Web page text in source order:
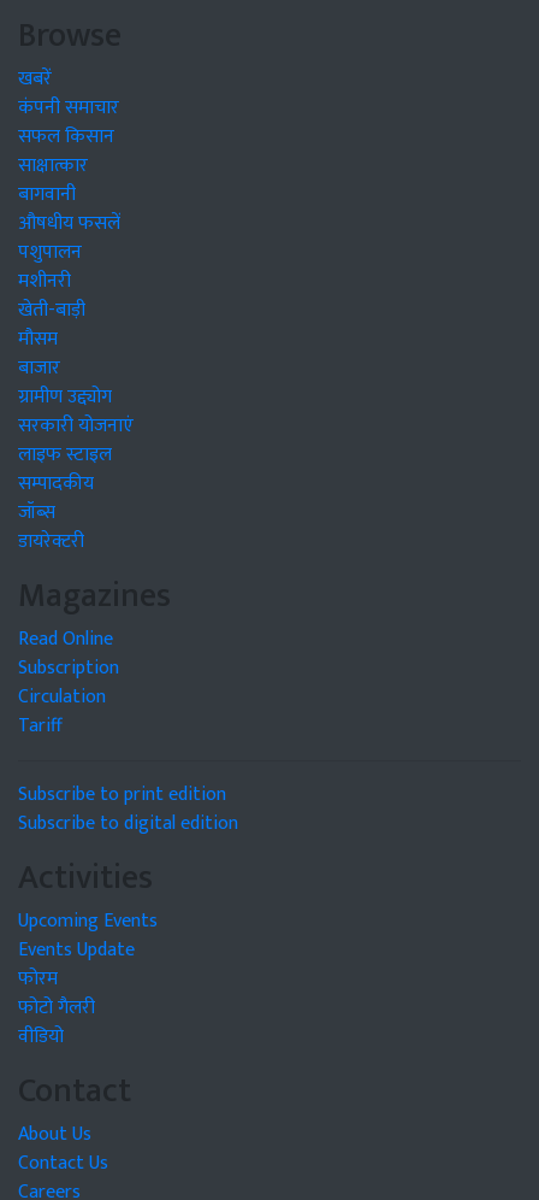
Browse
खबरें
कंपनी समाचार
सफल किसान
साक्षात्कार
बागवानी
औषधीय फसलें
पशुपालन
मशीनरी
खेती-बाड़ी
मौसम
बाजार
ग्रामीण उद्द्योग
सरकारी योजनाएं
लाइफ स्टाइल
सम्पादकीय
जॉब्स
डायरेक्टरी
Magazines
Read Online
Subscription
Circulation
Tariff
Subscribe to print edition
Subscribe to digital edition
Activities
Upcoming Events
Events Update
फोरम
फोटो गैलरी
वीडियो
Contact
About Us
Contact Us
Careers